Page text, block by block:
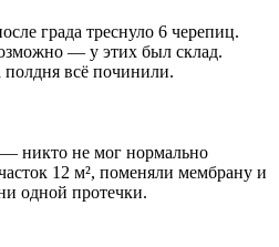
града треснуло 6 черепиц.
— у этих был склад.
всё починили.
— никто не мог нормально
12 м², поменяли мембрану и
одной протечки.